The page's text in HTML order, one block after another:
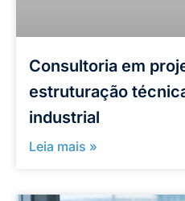
Consultoria em
estruturação
industrial
Leia mais »